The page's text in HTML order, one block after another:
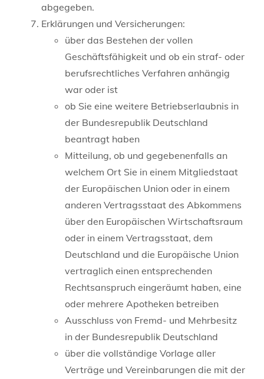
abgegeben.
Erklärungen und Versicherungen:
über das Bestehen der vollen
Geschäftsfähigkeit und ob ein straf- oder
berufsrechtliches Verfahren anhängig
war oder ist
ob Sie eine weitere Betriebserlaubnis in
der Bundesrepublik Deutschland
beantragt haben
Mitteilung, ob und gegebenenfalls an
welchem Ort Sie in einem Mitgliedstaat
der Europäischen Union oder in einem
anderen Vertragsstaat des Abkommens
über den Europäischen Wirtschaftsraum
oder in einem Vertragsstaat, dem
Deutschland und die Europäische Union
vertraglich einen entsprechenden
Rechtsanspruch eingeräumt haben, eine
oder mehrere Apotheken betreiben
Ausschluss von Fremd- und Mehrbesitz
in der Bundesrepublik Deutschland
über die vollständige Vorlage aller
Verträge und Vereinbarungen die mit der